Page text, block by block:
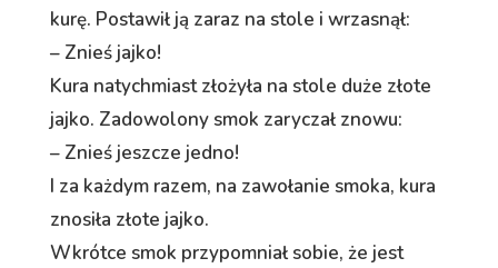
kurę. Postawił ją zaraz na stole i wrzasnął:
– Znieś jajko!
Kura natychmiast złożyła na stole duże złote
jajko. Zadowolony smok zaryczał znowu:
– Znieś jeszcze jedno!
I za każdym razem, na zawołanie smoka, kura
znosiła złote jajko.
Wkrótce smok przypomniał sobie, że jest